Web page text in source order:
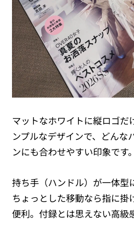
マットなホワイトに縦ロゴだ
ンプルなデザインで、どんな
ンにも合わせやすい印象です。
持ち手（ハンドル）が一体型
ちょっとした移動なら指に掛
便利。付録とは思えない高級